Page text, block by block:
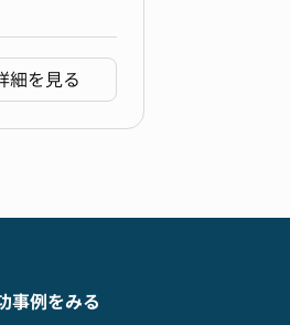
細を見る
事例をみる